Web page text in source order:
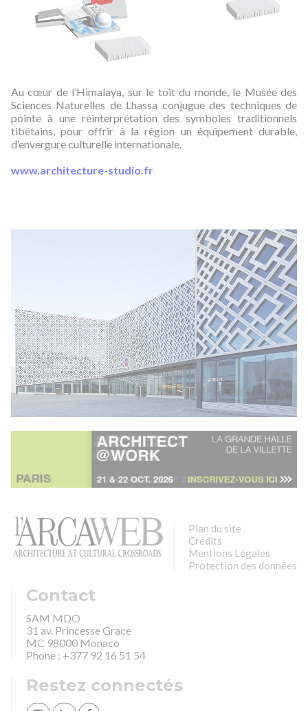
Au cœur de l’Himalaya, sur le toit du monde, le Musée des
Sciences Naturelles de Lhassa conjugue des techniques de
pointe à une réinterprétation des symboles traditionnels
tibétains, pour offrir à la région un équipement durable,
d’envergure culturelle internationale.
www.architecture-studio.fr
Plan du site
Crédits
Mentions Légales
Protection des données
Contact
SAM MDO
31 av. Princesse Grace
MC 98000 Monaco
Phone : +377 92 16 51 54
Restez connectés